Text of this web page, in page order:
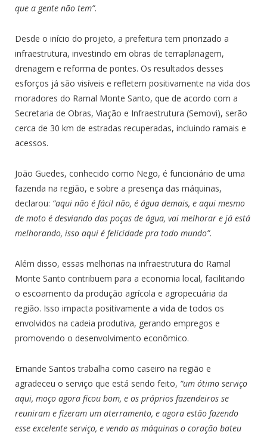
que a gente não tem”.
Desde o início do projeto, a prefeitura tem priorizado a
infraestrutura, investindo em obras de terraplanagem,
drenagem e reforma de pontes. Os resultados desses
esforços já são visíveis e refletem positivamente na vida dos
moradores do Ramal Monte Santo, que de acordo com a
Secretaria de Obras, Viação e Infraestrutura (Semovi), serão
cerca de 30 km de estradas recuperadas, incluindo ramais e
acessos.
João Guedes, conhecido como Nego, é funcionário de uma
fazenda na região, e sobre a presença das máquinas,
declarou: “aqui não é fácil não, é água demais, e aqui mesmo
de moto é desviando das poças de água, vai melhorar e já está
melhorando, isso aqui é felicidade pra todo mundo”.
Além disso, essas melhorias na infraestrutura do Ramal
Monte Santo contribuem para a economia local, facilitando
o escoamento da produção agrícola e agropecuária da
região. Isso impacta positivamente a vida de todos os
envolvidos na cadeia produtiva, gerando empregos e
promovendo o desenvolvimento econômico.
Ernande Santos trabalha como caseiro na região e
agradeceu o serviço que está sendo feito, “um ótimo serviço
aqui, moço agora ficou bom, e os próprios fazendeiros se
reuniram e fizeram um aterramento, e agora estão fazendo
esse excelente serviço, e vendo as máquinas o coração bateu